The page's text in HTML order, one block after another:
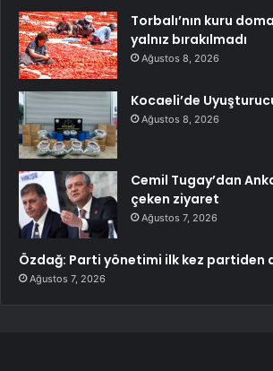
Torbalı’nın kuru
yalnız bırakılmadı
Ağustos 8, 2026
Kocaeli’de
Ağustos 8, 2026
Cemil Tugay’dan
çeken ziyaret
Ağustos 7, 2026
Özdağ: Parti yönetimi ilk kez partiden
Ağustos 7, 2026